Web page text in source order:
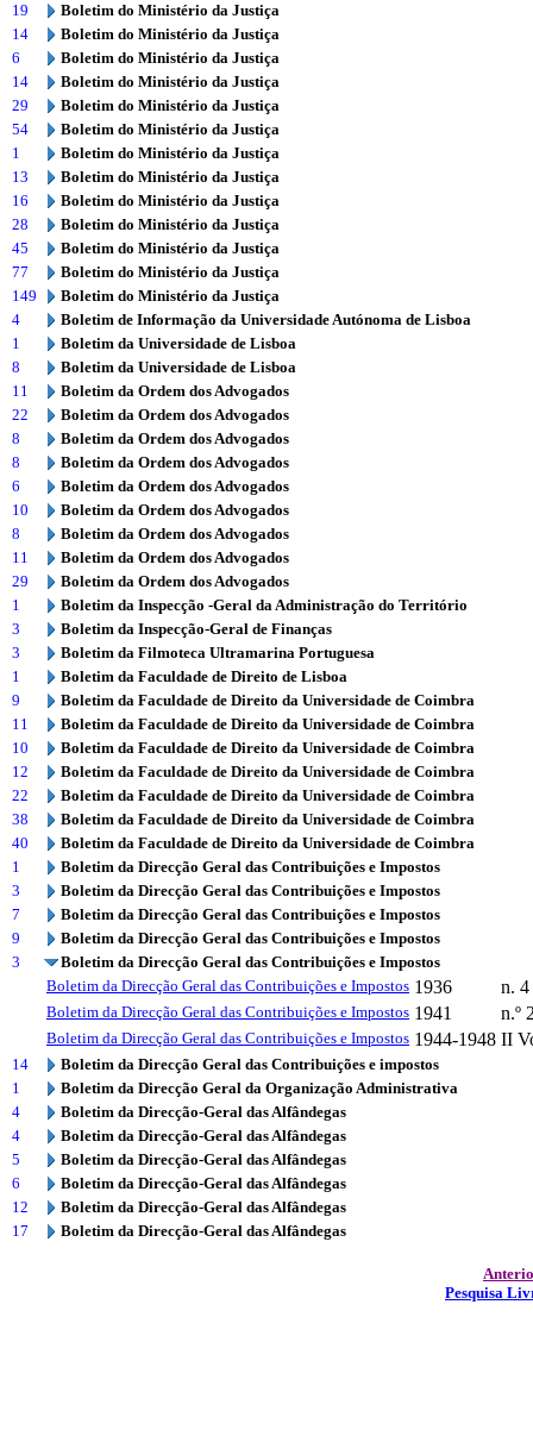
19
Boletim do Ministério da Justiça
14
Boletim do Ministério da Justiça
6
Boletim do Ministério da Justiça
14
Boletim do Ministério da Justiça
29
Boletim do Ministério da Justiça
54
Boletim do Ministério da Justiça
1
Boletim do Ministério da Justiça
13
Boletim do Ministério da Justiça
16
Boletim do Ministério da Justiça
28
Boletim do Ministério da Justiça
45
Boletim do Ministério da Justiça
77
Boletim do Ministério da Justiça
149
Boletim do Ministério da Justiça
4
Boletim de Informação da Universidade Autónoma de Lisboa
1
Boletim da Universidade de Lisboa
8
Boletim da Universidade de Lisboa
11
Boletim da Ordem dos Advogados
22
Boletim da Ordem dos Advogados
8
Boletim da Ordem dos Advogados
8
Boletim da Ordem dos Advogados
6
Boletim da Ordem dos Advogados
10
Boletim da Ordem dos Advogados
8
Boletim da Ordem dos Advogados
11
Boletim da Ordem dos Advogados
29
Boletim da Ordem dos Advogados
1
Boletim da Inspecção -Geral da Administração do Território
3
Boletim da Inspecção-Geral de Finanças
3
Boletim da Filmoteca Ultramarina Portuguesa
1
Boletim da Faculdade de Direito de Lisboa
9
Boletim da Faculdade de Direito da Universidade de Coimbra
11
Boletim da Faculdade de Direito da Universidade de Coimbra
10
Boletim da Faculdade de Direito da Universidade de Coimbra
12
Boletim da Faculdade de Direito da Universidade de Coimbra
22
Boletim da Faculdade de Direito da Universidade de Coimbra
38
Boletim da Faculdade de Direito da Universidade de Coimbra
40
Boletim da Faculdade de Direito da Universidade de Coimbra
1
Boletim da Direcção Geral das Contribuições e Impostos
3
Boletim da Direcção Geral das Contribuições e Impostos
7
Boletim da Direcção Geral das Contribuições e Impostos
9
Boletim da Direcção Geral das Contribuições e Impostos
3
Boletim da Direcção Geral das Contribuições e Impostos
Boletim da Direcção Geral das Contribuições e Impostos 1936 n. 4
Boletim da Direcção Geral das Contribuições e Impostos 1941 n.º
Boletim da Direcção Geral das Contribuições e Impostos 1944-1948 II
14
Boletim da Direcção Geral das Contribuições e impostos
1
Boletim da Direcção Geral da Organização Administrativa
4
Boletim da Direcção-Geral das Alfândegas
4
Boletim da Direcção-Geral das Alfândegas
5
Boletim da Direcção-Geral das Alfândegas
6
Boletim da Direcção-Geral das Alfândegas
12
Boletim da Direcção-Geral das Alfândegas
17
Boletim da Direcção-Geral das Alfândegas
Pesquisa